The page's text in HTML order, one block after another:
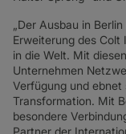
„Der Ausbau in
Erweiterung des
in die Welt. Mit
Unternehmen
Verfügung und
Transformation. Mit
besondere
Partner der